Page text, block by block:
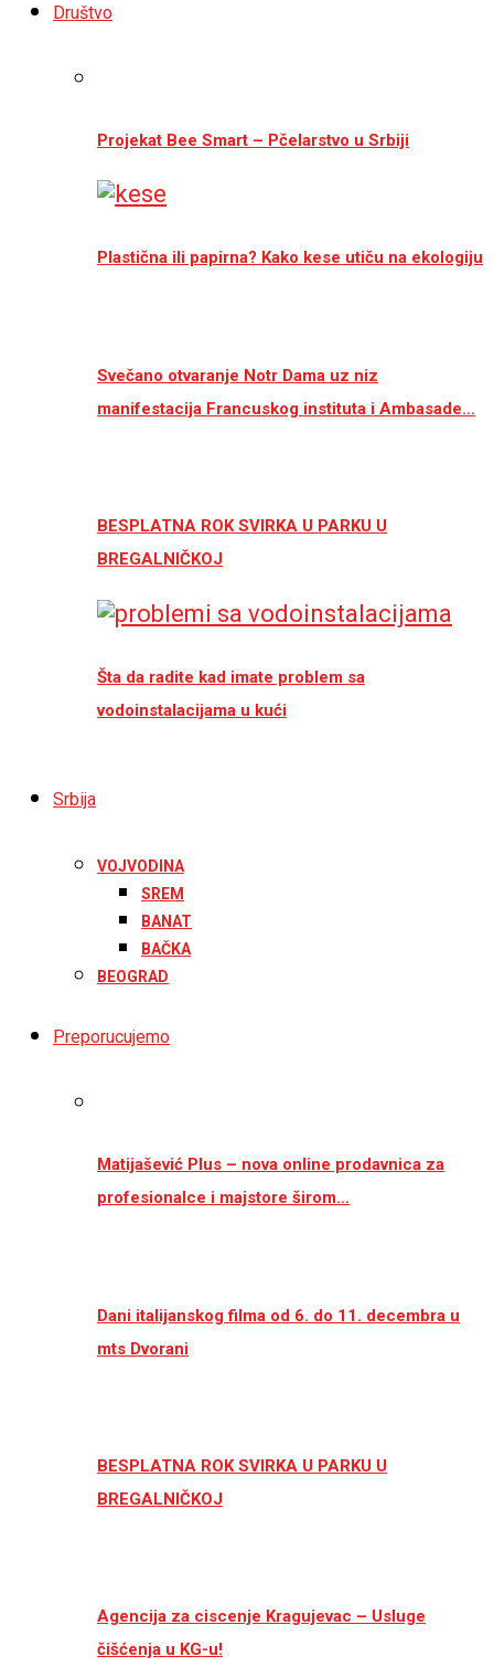
Društvo
Projekat Bee Smart – Pčelarstvo u Srbiji
Plastična ili papirna? Kako kese utiču na ekologiju
Svečano otvaranje Notr Dama uz niz
manifestacija Francuskog instituta i Ambasade…
BESPLATNA ROK SVIRKA U PARKU U
BREGALNIČKOJ
Šta da radite kad imate problem sa
vodoinstalacijama u kući
Srbija
VOJVODINA
SREM
BANAT
BAČKA
BEOGRAD
Preporucujemo
Matijašević Plus – nova online prodavnica za
profesionalce i majstore širom…
Dani italijanskog filma od 6. do 11. decembra u
mts Dvorani
BESPLATNA ROK SVIRKA U PARKU U
BREGALNIČKOJ
Agencija za ciscenje Kragujevac – Usluge
čišćenja u KG-u!